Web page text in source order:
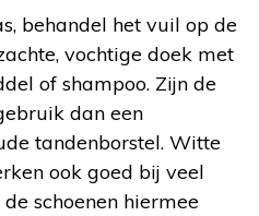
behandel het vuil op de
vochtige doek met
of shampoo. Zijn de
dan een
tandenborstel. Witte
ook goed bij veel
schoenen hiermee